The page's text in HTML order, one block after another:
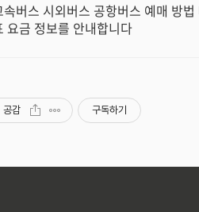
속버스 시외버스 공항버스 예매 방
요금 정보를 안내합니다
공감 구독하기